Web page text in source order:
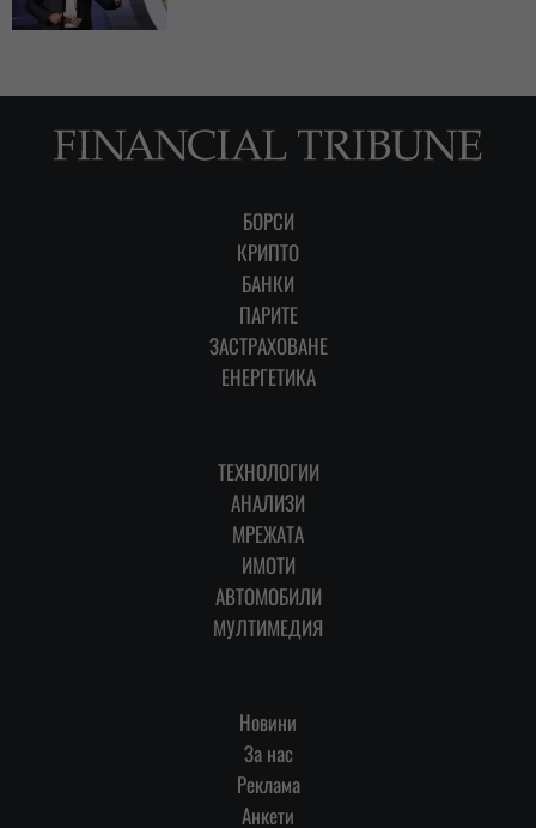
БОРСИ
КРИПТО
БАНКИ
ПАРИТЕ
ЗАСТРАХОВАНЕ
ЕНЕРГЕТИКА
ТЕХНОЛОГИИ
АНАЛИЗИ
МРЕЖАТА
ИМОТИ
АВТОМОБИЛИ
МУЛТИМЕДИЯ
Новини
За нас
Реклама
Анкети